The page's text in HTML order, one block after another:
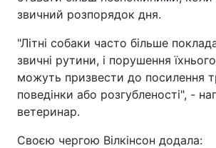
звичний розпорядок дня.
"Літні собаки часто більше
звичні рутини, і порушення
можуть призвести до посилення
поведінки або розгубленості", -
ветеринар.
Своєю чергою Вілкінсон додала: